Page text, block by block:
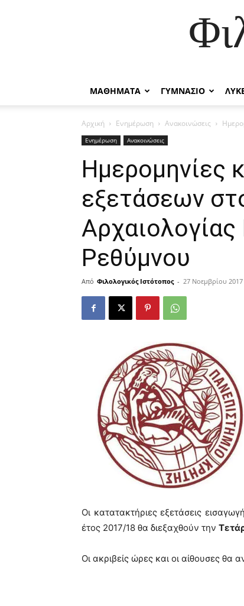
ΜΑΘΗΜΑΤΑ ΓΥΜΝΑΣΙΟ
Αρχική Ενημέρωση Ανακοινώσεις
Ενημέρωση Ανακοινώσεις
Ημερομηνίες
εξετάσεων
Ρεθύμνου
Από Φιλολογικός Ιστότοπος - 27 Νοεμβρίου 2017
Οι κατατακτήριες εξετάσεις
έτος 2017/18 θα διεξαχθούν την
Οι ακριβείς ώρες και οι αίθουσες